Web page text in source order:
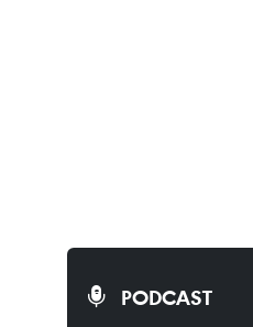
PODCAST